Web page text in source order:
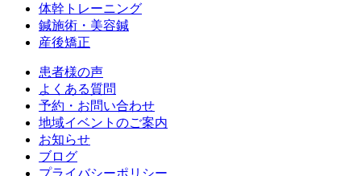
体幹トレーニング
鍼施術・美容鍼
産後矯正
患者様の声
よくある質問
予約・お問い合わせ
地域イベントのご案内
お知らせ
ブログ
プライバシーポリシー